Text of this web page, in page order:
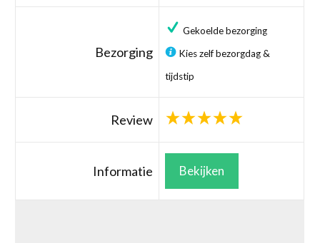
Bezorging
Gekoelde bezorging
Kies zelf bezorgdag &
tijdstip
Review
Informatie Bekijken